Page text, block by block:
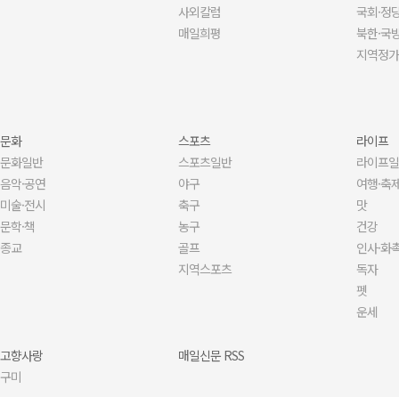
사외칼럼
매일희평
국회·정
북한·국
지역정가
문화
문화일반
음악·공연
미술·전시
문학·책
종교
스포츠
스포츠일반
야구
축구
농구
골프
지역스포츠
라이프
라이프
여행·축
맛
건강
인사·화
독자
펫
운세
고향사랑
구미
매일신문 RSS